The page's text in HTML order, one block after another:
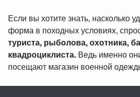
Если вы хотите знать, насколько
форма в походных условиях,
туриста, рыболова, охотника,
квадроциклиста. Ведь именно
посещают магазин военной